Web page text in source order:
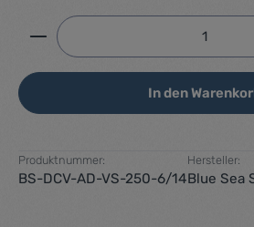
Produkt Anzahl: Gib den
In den
Produktnummer:
BS-DCV-AD-VS-250-6/14
Hersteller:
Blue Sea